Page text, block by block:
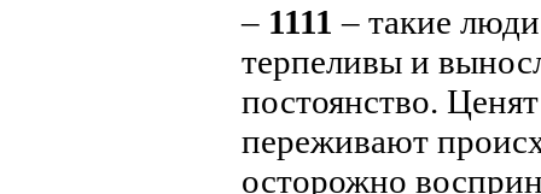
– 1111 – такие
терпеливы и
постоянство.
переживают
осторожно